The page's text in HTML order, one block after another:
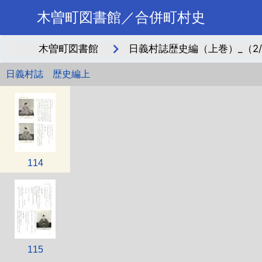
木曽町図書館／合併町村史
木曽町図書館 日義村誌歴史編（上巻）_（